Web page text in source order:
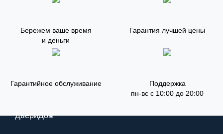
Бережем ваше время
и деньги
Гарантия лучшей цены
Гарантийное обслуживание
Поддержка
пн-вс с 10:00 до 20:00
ДвериДом